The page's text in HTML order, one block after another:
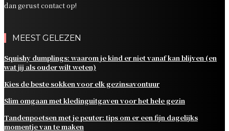
dan gerust contact op!
MEEST GELEZEN
Squishy dumplings: waarom je kind er niet vanaf kan blijven (en
wat jij als ouder wilt weten)
Kies de beste sokken voor elk gezinsavontuur
Slim omgaan met kledinguitgaven voor het hele gezin
Tandenpoetsen met je peuter: tips om er een fijn dagelijks
momentje van te maken